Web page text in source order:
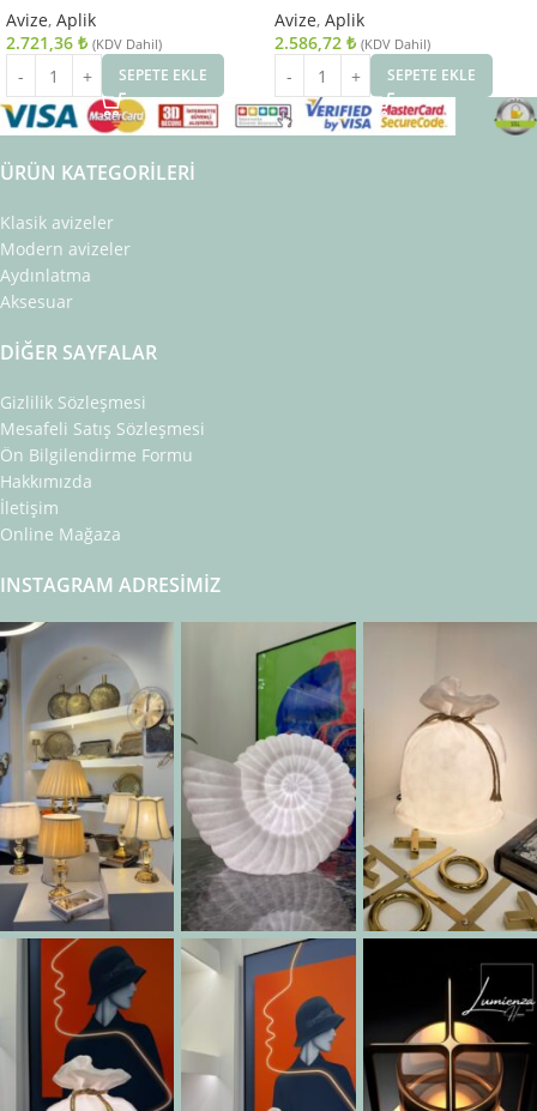
Avize, Aplik
2.721,36 ₺ (KDV Dahil)
SEPETE EKLE
Avize, Aplik
2.586,72 ₺ (KDV Dahil)
SEPETE EKLE
ÜRÜN KATEGORILERI
Klasik avizeler
Modern avizeler
Aydınlatma
Aksesuar
DIĞER SAYFALAR
Gizlilik Sözleşmesi
Mesafeli Satış Sözleşmesi
Ön Bilgilendirme Formu
Hakkımızda
İletişim
Online Mağaza
INSTAGRAM ADRESIMIZ